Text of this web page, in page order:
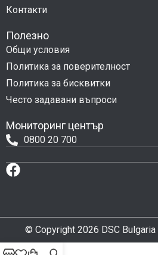
Контакти
Полезно
Общи условия
Политика за поверителност
Политика за бисквитки
Често задавани въпроси
Мониторинг център
0800 20 700
© Copyright 2026 DSC